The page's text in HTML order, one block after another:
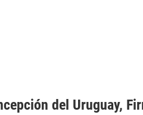
del Uruguay,